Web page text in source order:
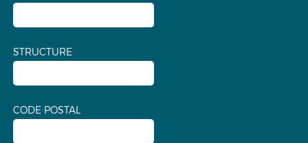
STRUCTURE
CODE POSTAL